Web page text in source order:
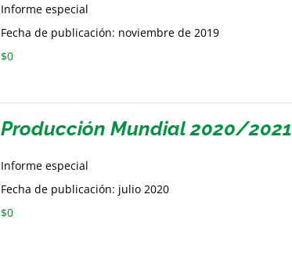
Informe especial
Fecha de publicación: noviembre de 2019
$0
Producción Mundial 2020/2021
Informe especial
Fecha de publicación: julio 2020
$0